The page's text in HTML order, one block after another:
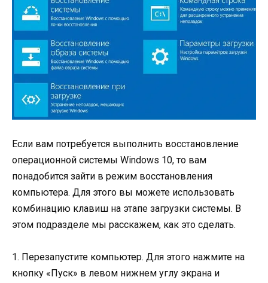
Если вам потребуется выполнить восстановление
операционной системы Windows 10, то вам
понадобится зайти в режим восстановления
компьютера. Для этого вы можете использовать
комбинацию клавиш на этапе загрузки системы. В
этом подразделе мы расскажем, как это сделать.
1. Перезапустите компьютер. Для этого нажмите на
кнопку «Пуск» в левом нижнем углу экрана и